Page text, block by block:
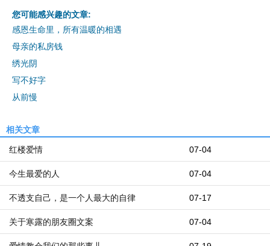
您可能感兴趣的文章:
感恩生命里，所有温暖的相遇
母亲的私房钱
绣光阴
写不好字
从前慢
相关文章
07-04
红楼爱情
07-04
今生最爱的人
07-17
不透支自己，是一个人最大的自律
07-04
关于寒露的朋友圈文案